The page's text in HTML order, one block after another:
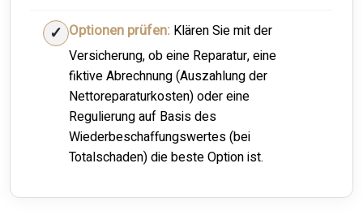
Optionen prüfen: Klären Sie mit der
Versicherung, ob eine Reparatur, eine
fiktive Abrechnung (Auszahlung der
Nettoreparaturkosten) oder eine
Regulierung auf Basis des
Wiederbeschaffungswertes (bei
Totalschaden) die beste Option ist.